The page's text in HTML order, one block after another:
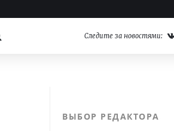
Следите за новостями:
ВЫБОР РЕДАКТОРА